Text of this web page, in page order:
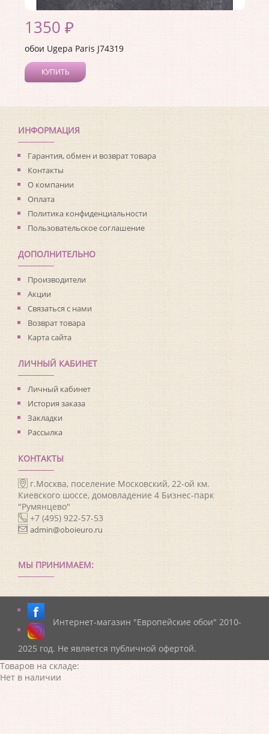
1350 ₽
обои Ugepa Paris J74319
КУПИТЬ
Длина рулона:
10.05
Ширина рулона: 0.53
Материал покрытия:Виниловое
Страна:Франция
Материал основы:
Флизелин
Раппорт:<>
ИНФОРМАЦИЯ
Гарантия, обмен и возврат товара
Контакты
О компании
Оплата
Политика конфиденциальности
Пользовательское соглашение
ДОПОЛНИТЕЛЬНО
Производители
Акции
Связаться с нами
Возврат товара
Карта сайта
ЛИЧНЫЙ КАБИНЕТ
Личный кабинет
История заказа
Закладки
Рассылка
КОНТАКТЫ
г.Москва, поселение Московский, 22-ой км.
Киевского шоссе, домовладение 4 Бизнес-парк
"Румянцево"
+7 (495) 922-57-53
admin@oboieuro.ru
МЫ ПРИНИМАЕМ:
Интернет-магазин "Европейские обои" 2010-
2025 год. Не является публичной офертой.
Товаров на складе:
Нет в наличии